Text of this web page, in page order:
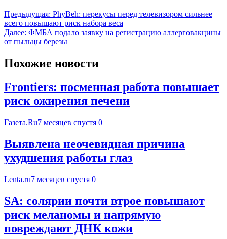
Предыдущая: PhyBeh: перекусы перед телевизором сильнее
всего повышают риск набора веса
Далее: ФМБА подало заявку на регистрацию аллерговакцины
от пыльцы березы
Похожие новости
Frontiers: посменная работа повышает
риск ожирения печени
Газета.Ru7 месяцев спустя 0
Выявлена неочевидная причина
ухудшения работы глаз
Lenta.ru7 месяцев спустя 0
SA: солярии почти втрое повышают
риск меланомы и напрямую
повреждают ДНК кожи